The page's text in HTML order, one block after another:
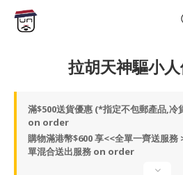
拉胡天神驅小
滿$500送貨優惠 (*指定不包郵產品,冷
on order
購物滿港幣$600 享<<全單一齊送服務
單混合送出服務 on order